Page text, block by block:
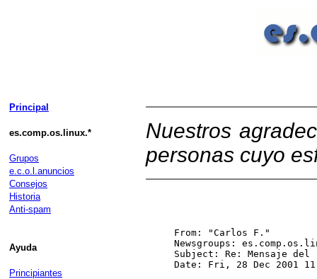
Principal
es.comp.os.linux.*
Grupos
e.c.o.l.anuncios
Consejos
Historia
Anti-spam
Ayuda
Principiantes
Nuestros
personas cuyo
From: "Carlos F."
Newsgroups:
Subject: Re: Mensaje del
Date: Fri, 28 Dec 2001